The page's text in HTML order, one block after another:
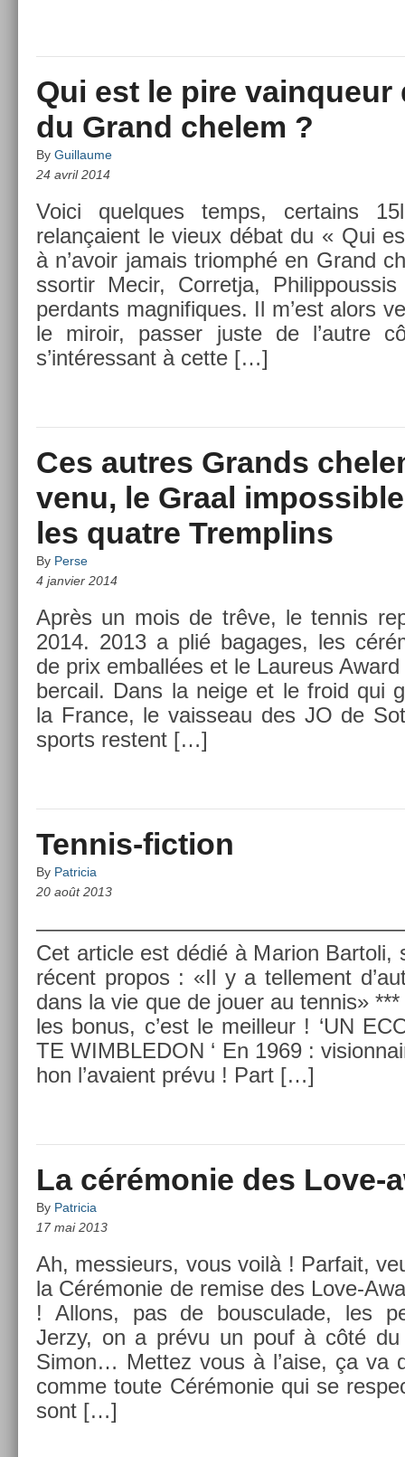
Qui est le pire vainqueur
du Grand chelem ?
By Guillaume
24 avril 2014
Voici quel­ques temps, cer­tains
relançaient le vieux débat du « Qui
à n’avoir jamais tri­omphé en Grand
ssor­tir Mecir, Cor­ret­ja,
per­dants mag­nifiques. Il m’est alors
le miroir, pass­er juste de l’autre
s’intéres­sant à cette […]
Ces autres Grands
venu, le Graal
les quatre Tremplins
By Perse
4 janvier 2014
Après un mois de trêve, le ten­nis
2014. 2013 a plié bagages, les
de prix em­ballées et le Laureus Award
be­rcail. Dans la neige et le froid qui
la Fran­ce, le vais­seau des JO de
sports re­stent […]
Tennis-fiction
By Patricia
20 août 2013
Cet ar­ticle est dédié à Mar­ion Bar­toli,
récent pro­pos : «Il y a tel­le­ment
dans la vie que de jouer au ten­nis»
les bonus, c’est le meil­leur ! ‘UN
TE WIMBLEDON ‘ En 1969 :
hon l’avaient prévu ! Part […]
La cérémonie des Love-
By Patricia
17 mai 2013
Ah, mes­sieurs, vous voilà ! Par­fait,
la Cérémonie de re­m­ise des Love-
! Al­lons, pas de bous­culade, les
Jerzy, on a prévu un pouf à côté
Simon… Met­tez vous à l’aise, ça va
comme toute Cérémonie qui se
sont […]